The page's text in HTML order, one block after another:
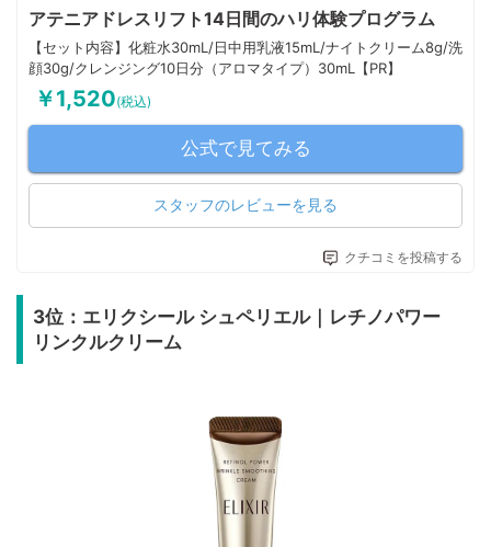
アテニアドレスリフト14日間のハリ体験プログラム
【セット内容】化粧水30mL/日中用乳液15mL/ナイトクリーム8g/洗
顔30g/クレンジング10日分（アロマタイプ）30mL【PR】
￥1,520(税込)
公式で見てみる
スタッフのレビューを見る
クチコミを投稿する
3位：エリクシール シュペリエル｜レチノパワー
リンクルクリーム